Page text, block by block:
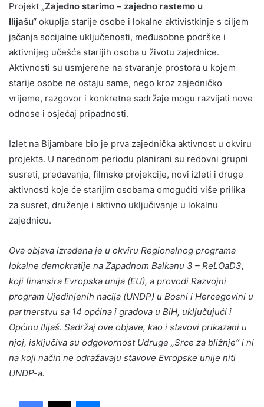
Projekt „Zajedno starimo – zajedno rastemo u
Ilijašu“ okuplja starije osobe i lokalne aktivistkinje s ciljem
jačanja socijalne uključenosti, međusobne podrške i
aktivnijeg učešća starijih osoba u životu zajednice.
Aktivnosti su usmjerene na stvaranje prostora u kojem
starije osobe ne ostaju same, nego kroz zajedničko
vrijeme, razgovor i konkretne sadržaje mogu razvijati nove
odnose i osjećaj pripadnosti.
Izlet na Bijambare bio je prva zajednička aktivnost u okviru
projekta. U narednom periodu planirani su redovni grupni
susreti, predavanja, filmske projekcije, novi izleti i druge
aktivnosti koje će starijim osobama omogućiti više prilika
za susret, druženje i aktivno uključivanje u lokalnu
zajednicu.
Ova objava izrađena je u okviru Regionalnog programa
lokalne demokratije na Zapadnom Balkanu 3 – ReLOaD3,
koji finansira Evropska unija (EU), a provodi Razvojni
program Ujedinjenih nacija (UNDP) u Bosni i Hercegovini u
partnerstvu sa 14 općina i gradova u BiH, uključujući i
Općinu Ilijaš. Sadržaj ove objave, kao i stavovi prikazani u
njoj, isključiva su odgovornost Udruge „Srce za bližnje“ i ni
na koji način ne odražavaju stavove Evropske unije niti
UNDP-a.